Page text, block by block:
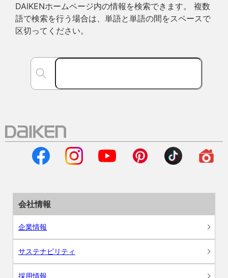
DAIKENホームページ内の情報を検索できます。 複数
語で検索を行う場合は、単語と単語の間をスペースで
区切ってください。
会社情報
企業情報
サステナビリティ
採用情報